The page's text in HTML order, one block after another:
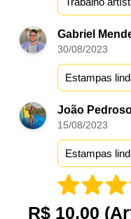
Gabriel
30/08/2023
Estampas
João
15/08/2023
Estampas
R$ 10,00